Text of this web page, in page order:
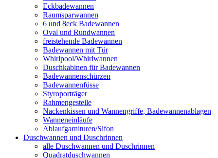
Eckbadewannen
Raumsparwannen
6 und 8eck Badewannen
Oval und Rundwannen
freistehende Badewannen
Badewannen mit Tür
Whirlpool/Whirlwannen
Duschkabinen für Badewannen
Badewannenschürzen
Badewannenfüsse
Styroporträger
Rahmengestelle
Nackenkissen und Wannengriffe, Badewannenablagen
Wanneneinläufe
Ablaufgarnituren/Sifon
Duschwannen und Duschrinnen
alle Duschwannen und Duschrinnen
Quadratduschwannen